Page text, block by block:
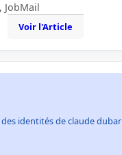
JobMail
Voir l'Article
des identités de claude dubar